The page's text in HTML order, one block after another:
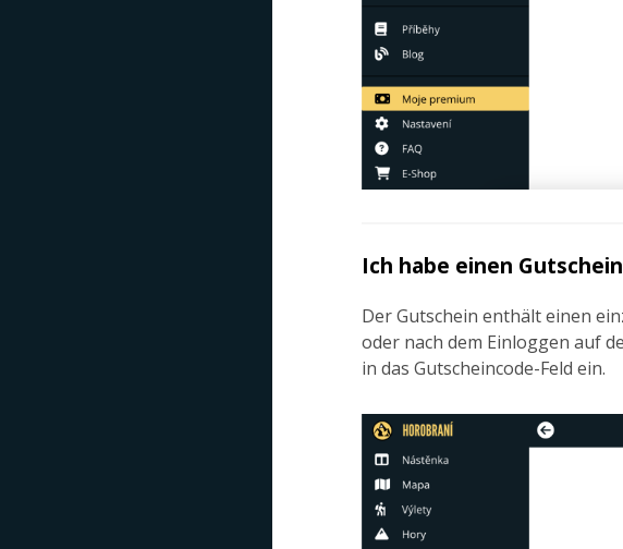
Ich habe einen
Der Gutschein enthält einen
oder nach dem Einloggen auf
in das Gutscheincode-Feld ein.